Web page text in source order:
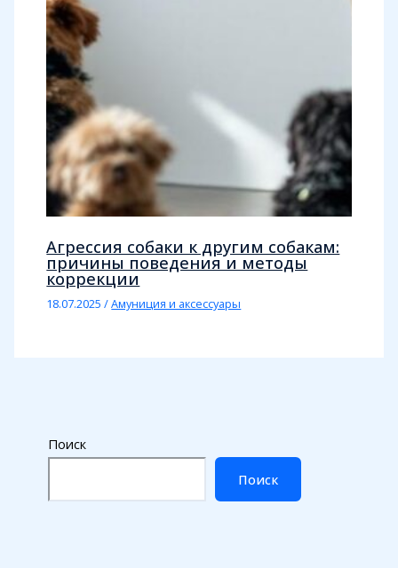
Агрессия собаки к другим собакам:
причины поведения и методы
коррекции
18.07.2025/Амуниция и аксессуары
Поиск
Поиск